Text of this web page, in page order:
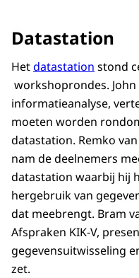
Datastation
Hetdatastation stond
workshoprondes.
informatieanalyse,
moeten worden
datastation. Remko
nam de deelnemers
datastation waarbij hij
hergebruik van
dat meebrengt. Bram
Afspraken KIK-V,
gegevensuitwisseling
zet.